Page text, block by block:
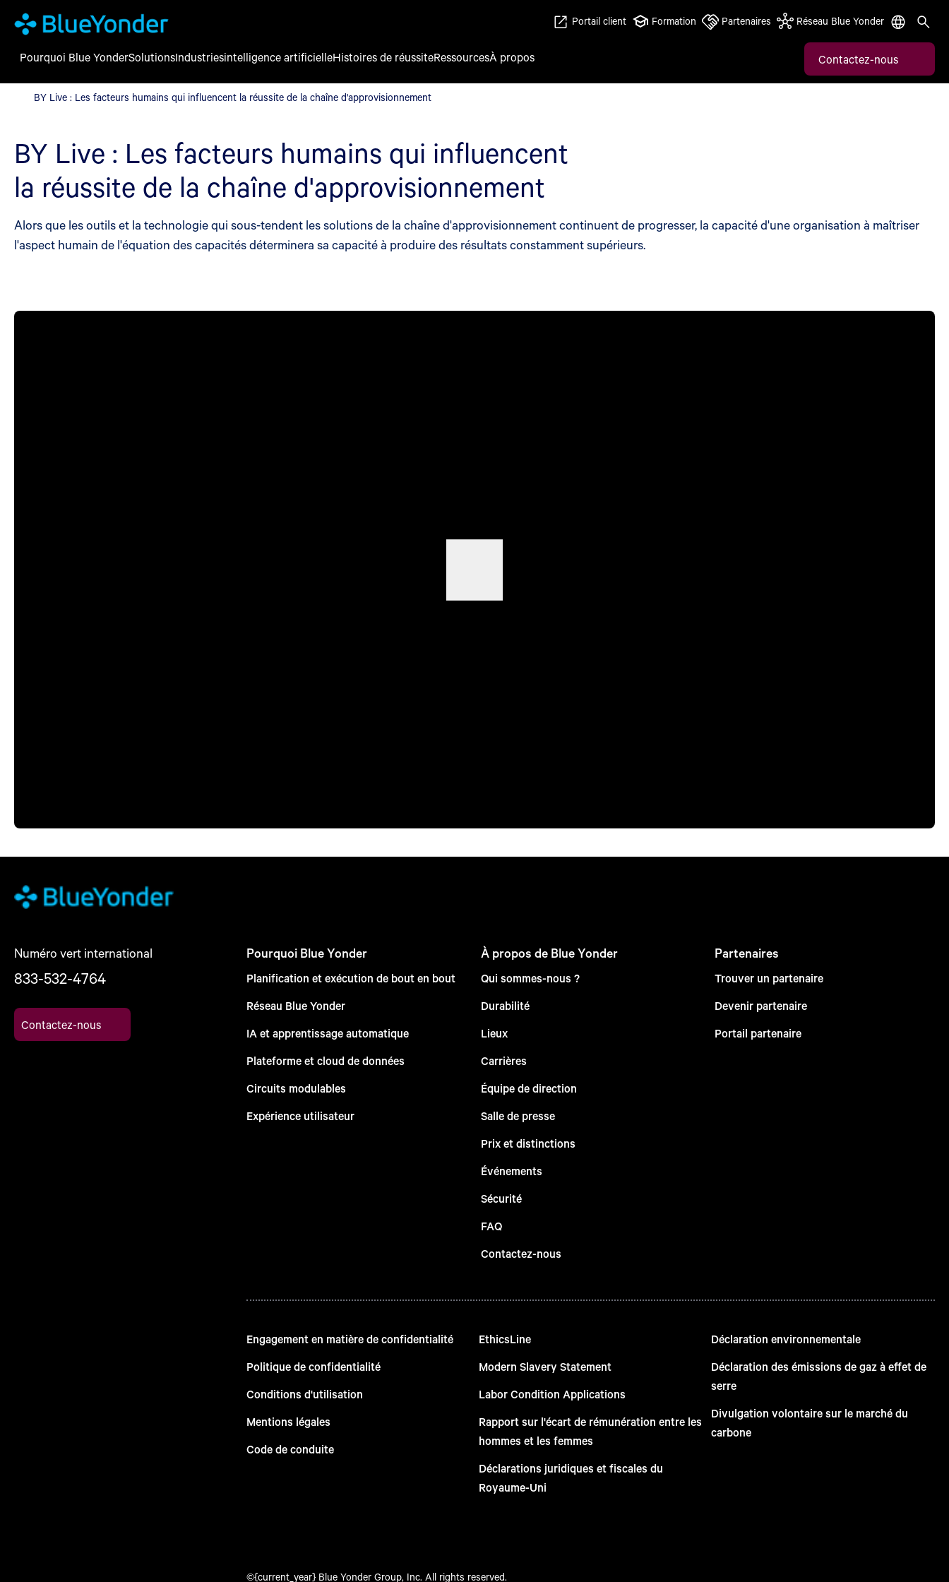
BY Live : Les facteurs humains qui influencent la réussite de la chaîne d'approvisionnement
Portail client Formation Partenaires Réseau Blue Yonder
Pourquoi Blue YonderSolutionsIndustriesintelligence artificielleHistoires de réussiteRessourcesÀ propos Contactez-nous
BY Live : Les facteurs humains qui influencent la réussite de la chaîne d'approvisionnement
BY Live : Les facteurs humains qui influencent
la réussite de la chaîne d'approvisionnement
Alors que les outils et la technologie qui sous-tendent les solutions de la chaîne d'approvisionnement continuent de progresser, la capacité d'une organisation à maîtriser
l'aspect humain de l'équation des capacités déterminera sa capacité à produire des résultats constamment supérieurs.
Numéro vert international
833-532-4764
Contactez-nous
Pourquoi Blue Yonder
Planification et exécution de bout en bout
Réseau Blue Yonder
IA et apprentissage automatique
Plateforme et cloud de données
Circuits modulables
Expérience utilisateur
À propos de Blue Yonder
Qui sommes-nous ?
Durabilité
Lieux
Carrières
Équipe de direction
Salle de presse
Prix et distinctions
Événements
Sécurité
FAQ
Contactez-nous
Partenaires
Trouver un partenaire
Devenir partenaire
Portail partenaire
Engagement en matière de confidentialité
Politique de confidentialité
Conditions d'utilisation
Mentions légales
Code de conduite
EthicsLine
Modern Slavery Statement
Labor Condition Applications
Rapport sur l'écart de rémunération entre les
hommes et les femmes
Déclarations juridiques et fiscales du
Royaume-Uni
Déclaration environnementale
Déclaration des émissions de gaz à effet de
serre
Divulgation volontaire sur le marché du
carbone
©{current_year} Blue Yonder Group, Inc. All rights reserved.